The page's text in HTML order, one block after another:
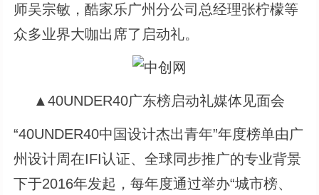
师吴宗敏，酷家乐广州分公司总经理张柠檬等
众多业界大咖出席了启动礼。
▲40UNDER40广东榜启动礼媒体见面会
“40UNDER40中国设计杰出青年”年度榜单由广
州设计周在IFI认证、全球同步推广的专业背景
下于2016年发起，每年度通过举办“城市榜、